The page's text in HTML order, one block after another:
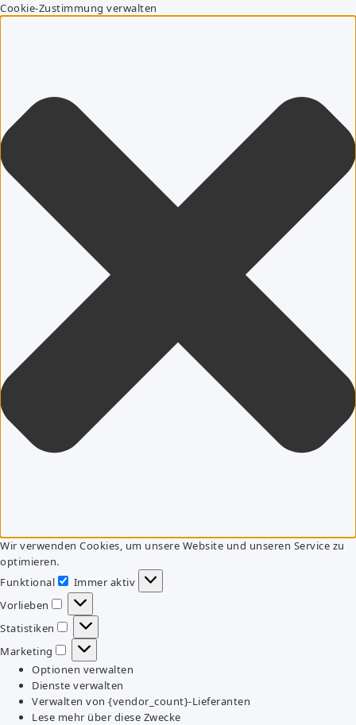
Cookie-Zustimmung verwalten
Wir verwenden Cookies, um unsere Website und unseren Service zu
optimieren.
Funktional
Funktional
Immer aktiv
Vorlieben
Vorlieben
Statistiken
Statistiken
Marketing
Marketing
Optionen verwalten
Dienste verwalten
Verwalten von {vendor_count}-Lieferanten
Lese mehr über diese Zwecke